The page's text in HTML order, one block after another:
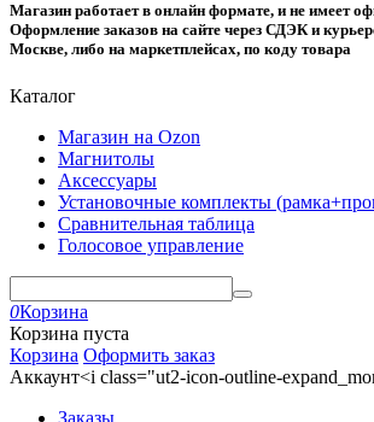
Магазин работает в онлайн формате, и не имеет
Оформление заказов на сайте через СДЭК и
Москве, либо на маркетплейсах, по коду товара
Каталог
Магазин на Ozon
Магнитолы
Аксессуары
Установочные комплекты
Сравнительная таблица
Голосовое управление
0Корзина
Корзина пуста
Корзина Оформить заказ
Аккаунт<i class="ut2-icon-outline-